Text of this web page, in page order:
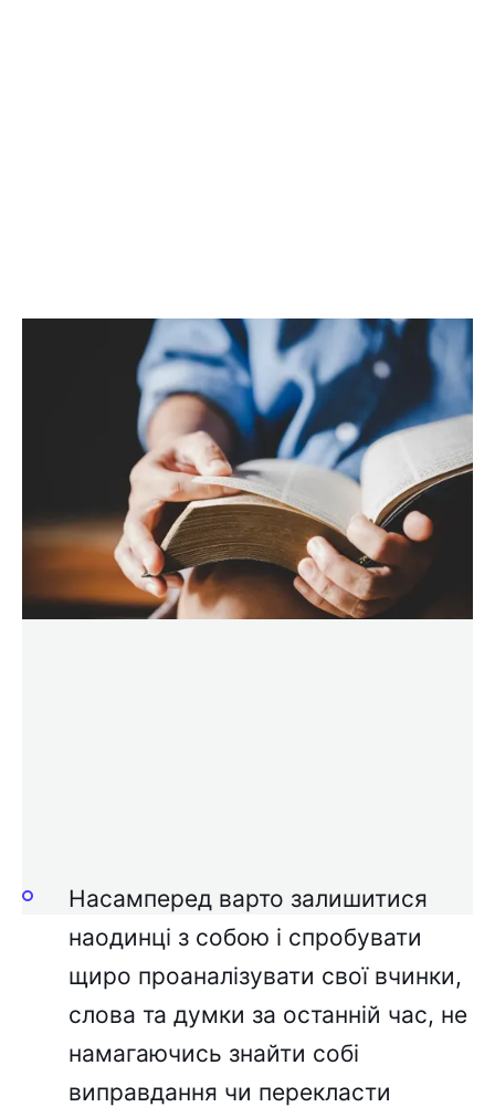
Насамперед варто залишитися
наодинці з собою і спробувати
щиро проаналізувати свої вчинки,
слова та думки за останній час, не
намагаючись знайти собі
виправдання чи перекласти